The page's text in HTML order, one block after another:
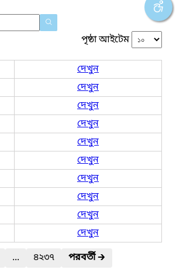
পৃষ্ঠা আইটেম
দেখুন
দেখুন
দেখুন
দেখুন
দেখুন
দেখুন
দেখুন
দেখুন
দেখুন
দেখুন
... ৪২৩৭ পরবর্তী🡲